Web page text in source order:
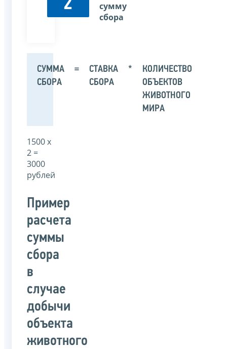
сумму
сбора
СУММА
СБОРА
=
СТАВКА
СБОРА
*
КОЛИЧЕСТВО
ОБЪЕКТОВ
ЖИВОТНОГО
МИРА
1500 х
2 =
3000
рублей
Пример
расчета
суммы
сбора
в
случае
добычи
объекта
животного